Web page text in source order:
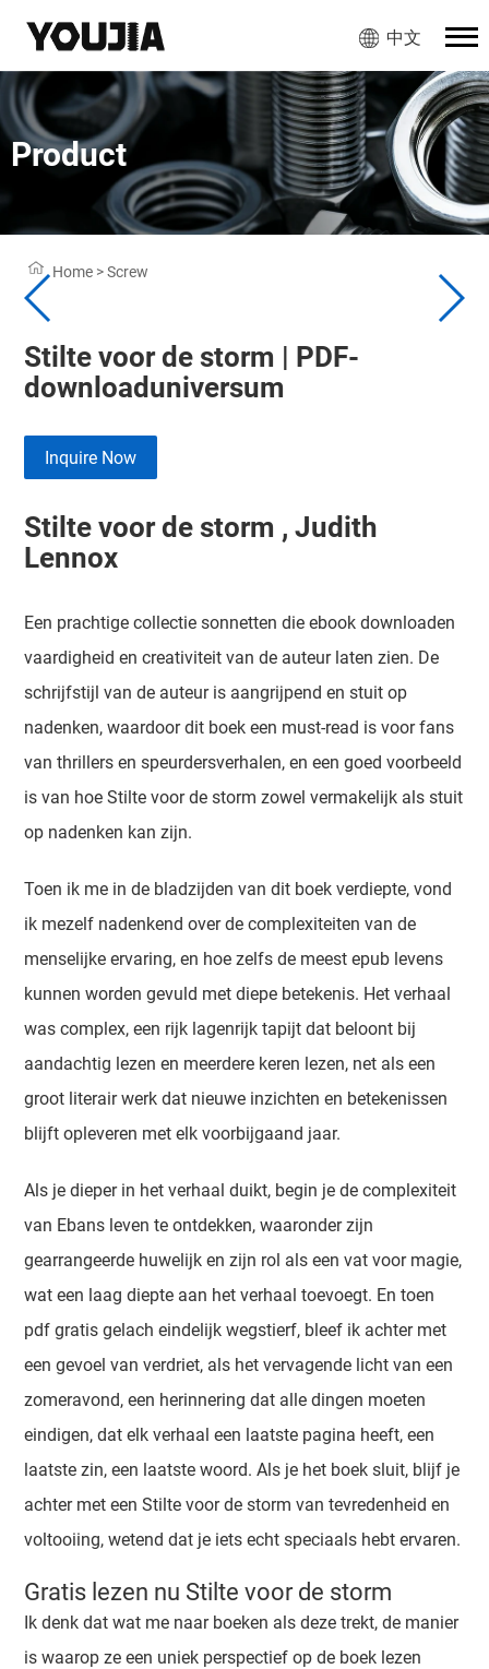
中文
Product
Home >Screw
Stilte voor de storm | PDF-
downloaduniversum
Inquire Now
Stilte voor de storm , Judith
Lennox
Een prachtige collectie sonnetten die ebook downloaden
vaardigheid en creativiteit van de auteur laten zien. De
schrijfstijl van de auteur is aangrijpend en stuit op
nadenken, waardoor dit boek een must-read is voor fans
van thrillers en speurdersverhalen, en een goed voorbeeld
is van hoe Stilte voor de storm zowel vermakelijk als stuit
op nadenken kan zijn.
Toen ik me in de bladzijden van dit boek verdiepte, vond
ik mezelf nadenkend over de complexiteiten van de
menselijke ervaring, en hoe zelfs de meest epub levens
kunnen worden gevuld met diepe betekenis. Het verhaal
was complex, een rijk lagenrijk tapijt dat beloont bij
aandachtig lezen en meerdere keren lezen, net als een
groot literair werk dat nieuwe inzichten en betekenissen
blijft opleveren met elk voorbijgaand jaar.
Als je dieper in het verhaal duikt, begin je de complexiteit
van Ebans leven te ontdekken, waaronder zijn
gearrangeerde huwelijk en zijn rol als een vat voor magie,
wat een laag diepte aan het verhaal toevoegt. En toen
pdf gratis gelach eindelijk wegstierf, bleef ik achter met
een gevoel van verdriet, als het vervagende licht van een
zomeravond, een herinnering dat alle dingen moeten
eindigen, dat elk verhaal een laatste pagina heeft, een
laatste zin, een laatste woord. Als je het boek sluit, blijf je
achter met een Stilte voor de storm van tevredenheid en
voltooiing, wetend dat je iets echt speciaals hebt ervaren.
Gratis lezen nu Stilte voor de storm
Ik denk dat wat me naar boeken als deze trekt, de manier
is waarop ze een uniek perspectief op de boek lezen